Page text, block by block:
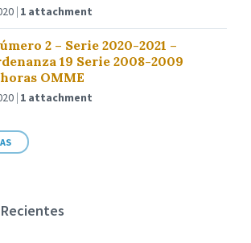
1 attachment
2 – Serie 2020-2021 –
19 Serie 2008-2009
OMME
1 attachment